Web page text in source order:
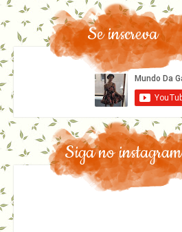
Se inscreva
Siga no instagram